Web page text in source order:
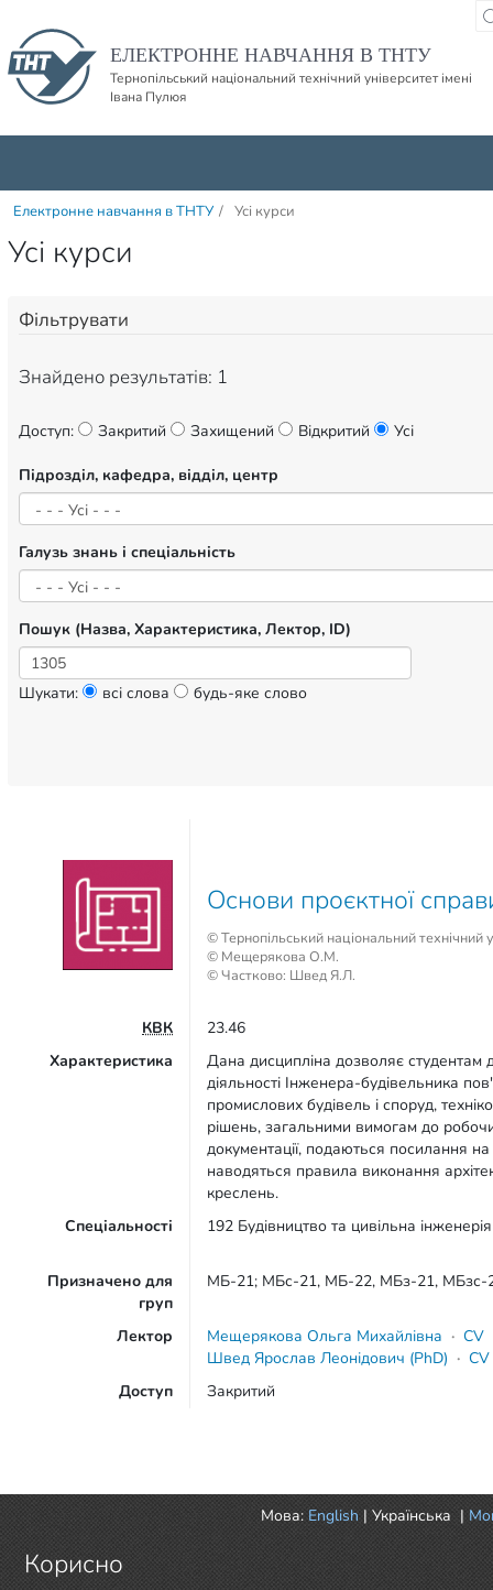
ЕЛЕКТРОННЕ НАВЧАННЯ В ТНТУ
Тернопільський національний технічний університет імені
Івана Пулюя
Електронне навчання в ТНТУ / Усі курси
Усі курси
Фільтрувати
Знайдено результатів: 1
Доступ: Закритий Захищений Відкритий Усі
Підрозділ, кафедра, відділ, центр
Галузь знань і спеціальність
Пошук (Назва, Характеристика, Лектор, ID)
Шукати: всі слова будь-яке слово
Основи проєктної
© Тернопільський національний технічний
© Мещерякова О.М.
© Частково: Швед Я.Л.
КВК
23.46
Характеристика
Дана дисципліна дозволяє студентам
діяльності Інженера-будівельника
промислових будівель і споруд,
рішень, загальними вимогам до
документації, подаються посилання
наводяться правила виконання
креслень.
Спеціальності
192 Будівництво та цивільна
Призначено для
груп
МБ-21; МБс-21, МБ-22, МБз-21,
Лектор Мещерякова Ольга Михайлівна · CV
Швед Ярослав Леонідович (PhD) · CV
Доступ
Закритий
Мова: English | Українська |
Корисно